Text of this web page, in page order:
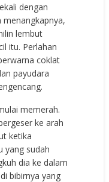
dengan
menangkapnya,
lembut
itu. Perlahan
coklat
payudara
memerah.
ke arah
ketika
yang sudah
dia ke dalam
bibirnya yang